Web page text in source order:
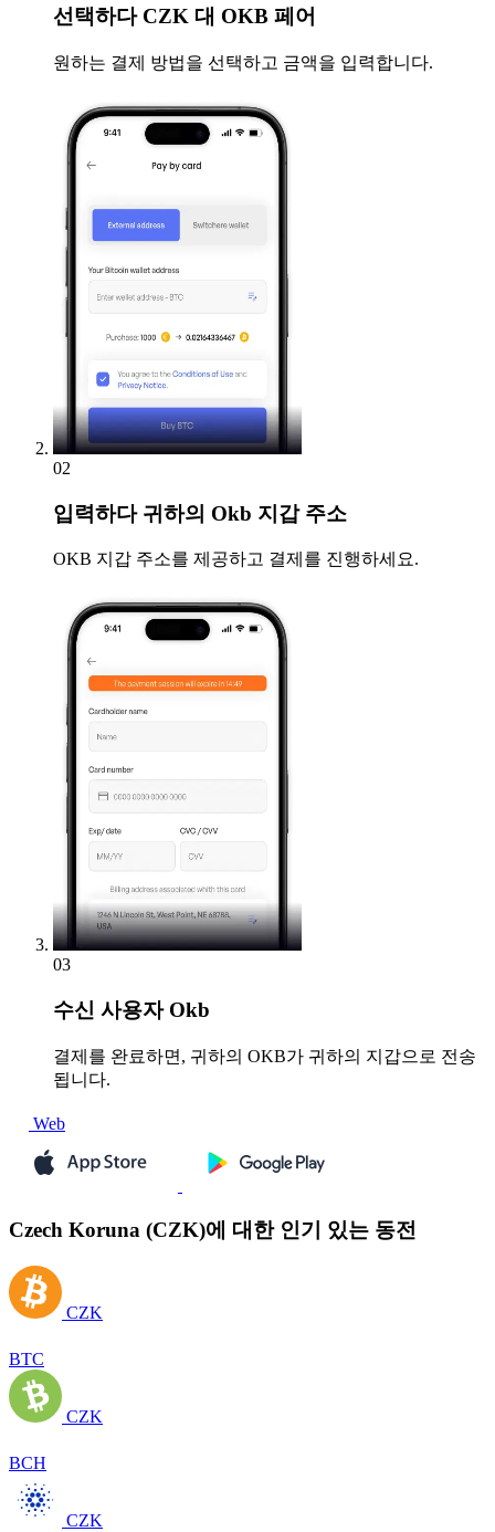
선택하다CZK 대 OKB 페어
원하는 결제 방법을 선택하고 금액을 입력합니다.
02
입력하다귀하의 Okb 지갑 주소
OKB 지갑 주소를 제공하고 결제를 진행하세요.
03
수신 사용자 Okb
결제를 완료하면, 귀하의 OKB가 귀하의 지갑으로 전송
됩니다.
Web
Czech Koruna (CZK)에 대한 인기 있는 동전
CZK
BTC
CZK
BCH
CZK